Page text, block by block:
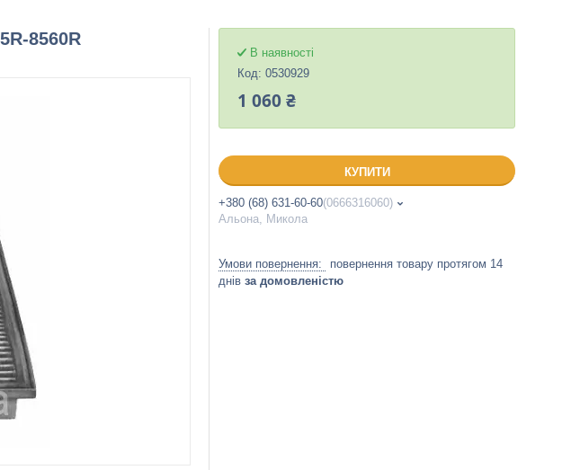
8560R
В наявності
Код: 0530929
1 060 ₴
КУПИТИ
+380 (68) 631-60-60 0666316060
Альона, Микола
повернення товару протягом 14
днів за домовленістю